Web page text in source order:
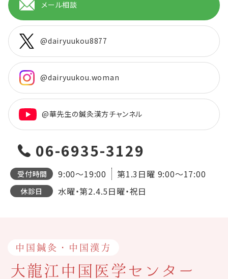
メール相談
@dairyuukou8877
@dairyuukou.woman
@華先生の鍼灸漢方チャンネル
06-6935-3129
受付時間 9:00～19:00 第1.3日曜 9:00～17:00
休診日 水曜・第2.4.5日曜・祝日
中国鍼灸・中国漢方
大龍江中国医学センター